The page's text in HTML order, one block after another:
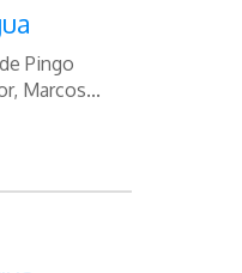
Pingo
Marcos...